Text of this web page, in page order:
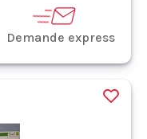
Demande express